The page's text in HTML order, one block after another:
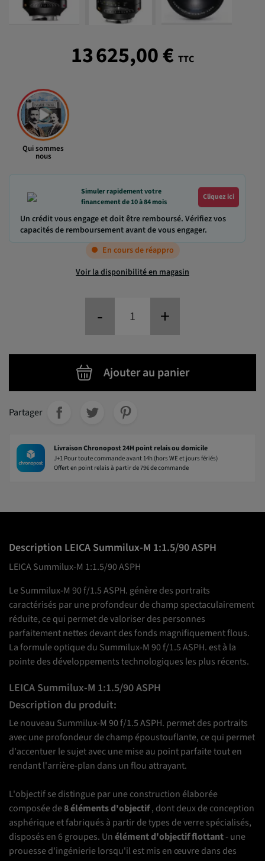
13 625,00 € TTC
Qui sommes
nous
Simuler rapidement votre
financement de 10 à 84 mois
Cliquez ici
Un crédit vous engage et doit être remboursé. Vérifiez vos
capacités de remboursement avant de vous engager.
En cours de réappro
Voir la disponibilité en magasin
- +
Ajouter au panier
Partager
Livraison Chronopost 24H point relais ou domicile
J+1 Pour toute commande avant 14h (hors WE et jours fériés)
Offert en point relais à partir de 79€ de commande
Description LEICA Summilux-M 1:1.5/90 ASPH
LEICA Summilux-M 1:1.5/90 ASPH
Le Summilux-M 90 f/1.5 ASPH. génère des portraits
caractérisés par une profondeur de champ spectaculairement
réduite, ce qui permet de valoriser des personnes
parfaitement nettes devant des fonds magnifiquement flous.
La formule optique du Summilux-M 90 f/1.5 ASPH. est à la
pointe des développements technologiques les plus récents.
LEICA Summilux-M 1:1.5/90 ASPH
Description du produit:
Le nouveau Summilux-M 90 f/1.5 ASPH. permet des portraits
avec une profondeur de champ époustouflante, ce qui permet
d'accentuer le sujet avec une mise au point parfaite tout en
rendant l'arrière-plan dans un flou attrayant.
L'objectif se distingue par une construction élaborée
composée de8 éléments d'objectif, dont deux de conception
asphérique et fabriqués à partir de types de verre spécialisés,
disposés en 6 groupes. Unélément d'objectif flottant- une
prouesse d'ingénierie lorsqu'il est mis en œuvre dans des